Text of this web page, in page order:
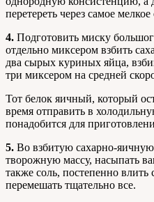
перетереть через самое мелкое
4. Подготовить миску
отдельно миксером взбить
два сырых куриных яйца,
три миксером на средней
Тот белок яичный, который
время отправить в
понадобится для
5. Во взбитую сахарно-
творожную массу, насыпать
также соль, постепенно влить
перемешать тщательно все.